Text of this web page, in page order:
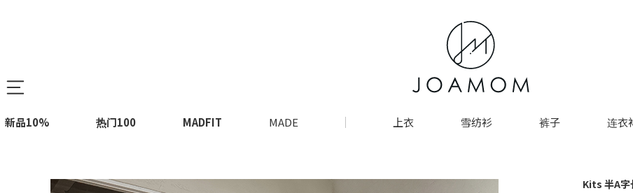
新品10% 热门100 MADFIT MADE 上衣 雪纺衫 裤子 连衣
Kits 半A字